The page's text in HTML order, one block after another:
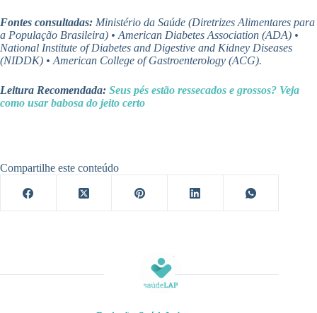
Fontes consultadas: Ministério da Saúde (Diretrizes Alimentares para
a População Brasileira) • American Diabetes Association (ADA) •
National Institute of Diabetes and Digestive and Kidney Diseases
(NIDDK) • American College of Gastroenterology (ACG).
Leitura Recomendada: Seus pés estão ressecados e grossos? Veja
como usar babosa do jeito certo
Compartilhe este conteúdo